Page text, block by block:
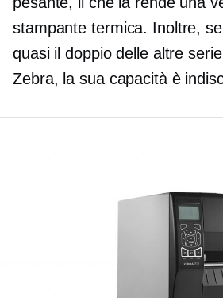
stampante termica. Inoltre,
quasi il doppio delle altre
Zebra, la sua capacità è